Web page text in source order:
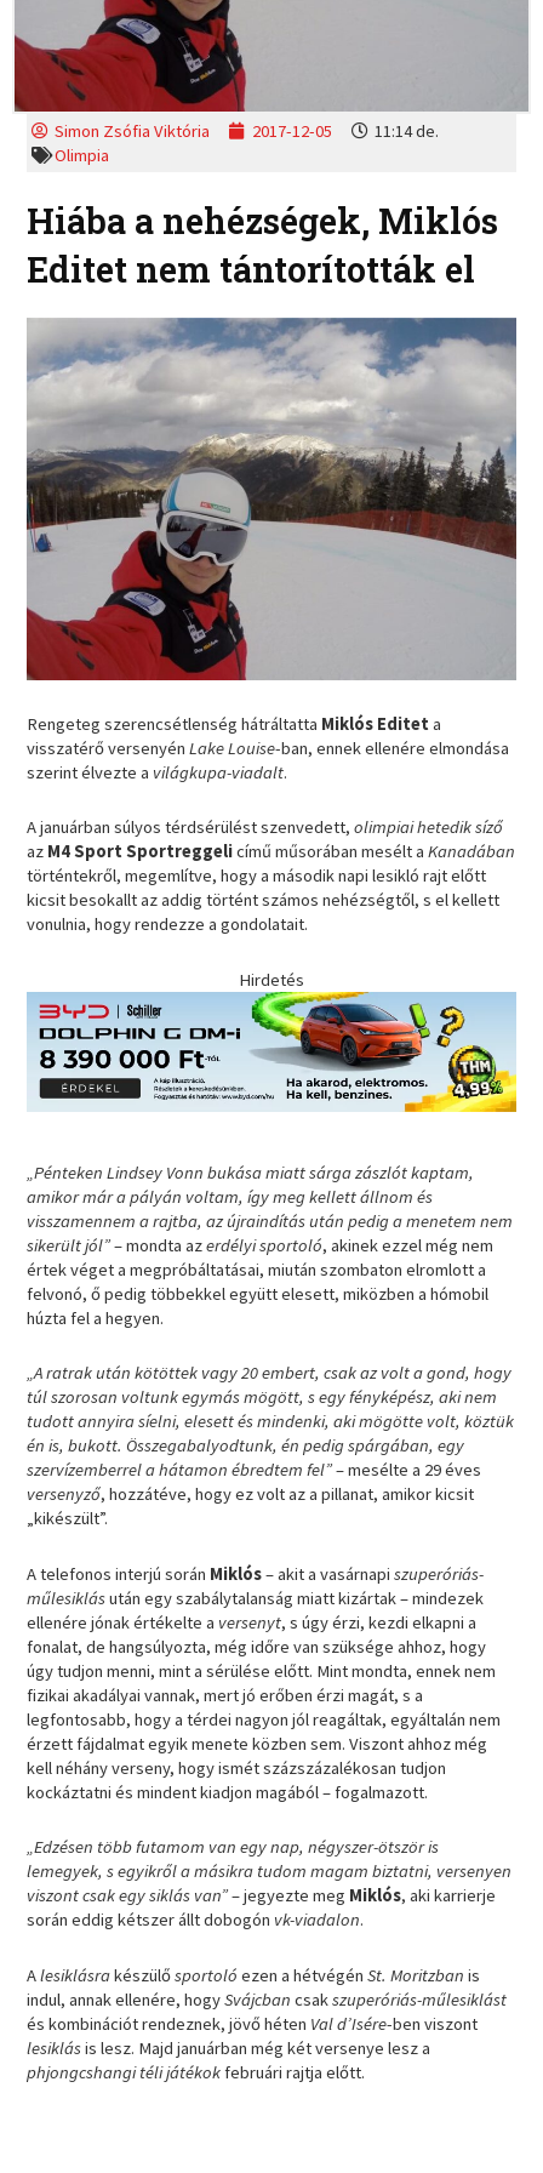
Simon Zsófia Viktória 2017-12-05
11:14 de.
Olimpia
Hiába a nehézségek, Miklós
Editet nem tántorították el
Rengeteg szerencsétlenség hátráltatta Miklós Editet a
visszatérő versenyénLake Louise-ban, ennek ellenére elmondása
szerint élvezte a világkupa-viadalt.
A januárban súlyos térdsérülést szenvedett,olimpiai hetedik síző
az M4 Sport Sportreggelicímű műsorában mesélt aKanadában
történtekről, megemlítve, hogy a második napi lesikló rajt előtt
kicsit besokallt az addig történt számos nehézségtől, s el kellett
vonulnia, hogy rendezze a gondolatait.
Hirdetés
„Pénteken Lindsey Vonn bukása miatt sárga zászlót kaptam,
amikor már a pályán voltam, így meg kellett állnom és
visszamennem a rajtba, az újraindítás után pedig a menetem nem
sikerült jól”– mondta azerdélyi sportoló, akinek ezzel még nem
értek véget a megpróbáltatásai, miután szombaton elromlott a
felvonó, ő pedig többekkel együtt elesett, miközben a hómobil
húzta fel a hegyen.
„A ratrak után kötöttek vagy 20 embert, csak az volt a gond, hogy
túl szorosan voltunk egymás mögött, s egy fényképész, aki nem
tudott annyira síelni, elesett és mindenki, aki mögötte volt, köztük
én is, bukott. Összegabalyodtunk, én pedig spárgában, egy
szervízemberrel a hátamon ébredtem fel”– mesélte a 29 éves
versenyző, hozzátéve, hogy ez volt az a pillanat, amikor kicsit
„kikészült”.
A telefonos interjú során Miklós– akit a vasárnapiszuperóriás-
műlesiklásután egy szabálytalanság miatt kizártak – mindezek
ellenére jónak értékelte a versenyt, s úgy érzi, kezdi elkapni a
fonalat, de hangsúlyozta, még időre van szüksége ahhoz, hogy
úgy tudjon menni, mint a sérülése előtt. Mint mondta, ennek nem
fizikai akadályai vannak, mert jó erőben érzi magát, s a
legfontosabb, hogy a térdei nagyon jól reagáltak, egyáltalán nem
érzett fájdalmat egyik menete közben sem. Viszont ahhoz még
kell néhány verseny, hogy ismét százszázalékosan tudjon
kockáztatni és mindent kiadjon magából – fogalmazott.
„Edzésen több futamom van egy nap, négyszer-ötször is
lemegyek, s egyikről a másikra tudom magam biztatni, versenyen
viszont csak egy siklás van”– jegyezte meg Miklós, aki karrierje
során eddig kétszer állt dobogón vk-viadalon.
Alesiklásrakészülősportoló ezen a hétvégénSt. Moritzban is
indul, annak ellenére, hogySvájcban csakszuperóriás-műlesiklást
és kombinációt rendeznek, jövő héten Val d’Isére-ben viszont
lesiklásis lesz. Majd januárban még két versenye lesz a
phjongcshangi téli játékokfebruári rajtja előtt.